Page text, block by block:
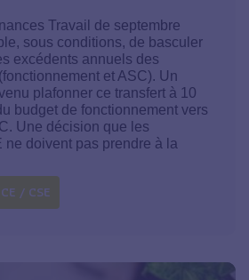
Travail de septembre
sous conditions, de basculer
excédents annuels des
et ASC). Un
plafonner ce transfert à 10
budget de fonctionnement vers
Une décision que les
ne doivent pas prendre à la
/ CSE